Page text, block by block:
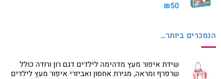
₪50
הנמכרים ביותר…
שידת איפור מעץ מדהימה לילדים דגם רון ורודה כולל
שרפרף ומראה, מגירת אחסון ואביזרי איפור מעץ לילדים